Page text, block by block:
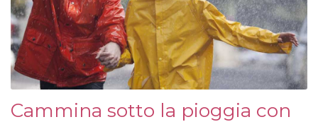
Cammina sotto la pioggia con